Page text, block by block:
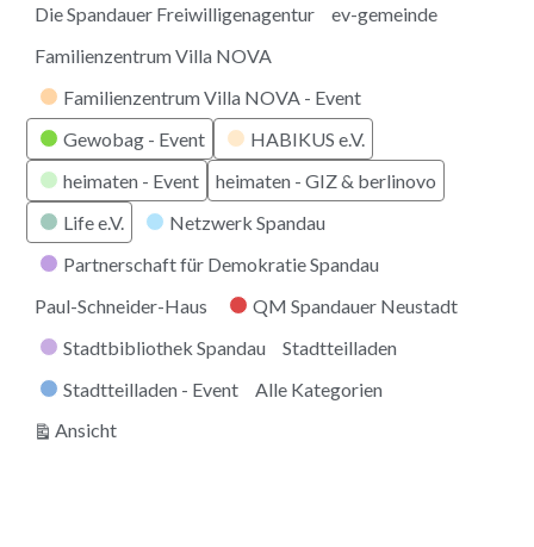
Die Spandauer Freiwilligenagentur
ev-gemeinde
Familienzentrum Villa NOVA
Familienzentrum Villa NOVA - Event
Gewobag - Event
HABIKUS e.V.
heimaten - Event
heimaten - GIZ & berlinovo
Life e.V.
Netzwerk Spandau
Partnerschaft für Demokratie Spandau
Paul-Schneider-Haus
QM Spandauer Neustadt
Stadtbibliothek Spandau
Stadtteilladen
Stadtteilladen - Event
Alle Kategorien
Ansichtausdrucken